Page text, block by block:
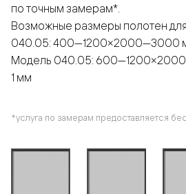
по точным замерам*.
Возможные размеры полотен
040.05: 400—1200×2000—3000
Модель 040.05:
1 мм
*услуга по замерам предоставляется